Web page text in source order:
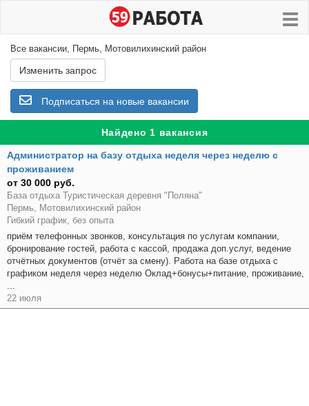
Все вакансии, Пермь, Мотовилихинский район
Изменить запрос
Подписаться на новые вакансии
Найдено 1 вакансия
Администратор на базу отдыха неделя через неделю с
проживанием
от 30 000 руб.
База отдыха Туристическая деревня "Поляна"
Пермь, Мотовилихинский район
Гибкий график, без опыта
приём телефонных звонков, консультация по услугам компании,
бронирование гостей, работа с кассой, продажа доп.услуг, ведение
отчётных документов (отчёт за смену). Работа на базе отдыха с
графиком неделя через неделю Оклад+бонусы+питание, проживание,
...
22 июля